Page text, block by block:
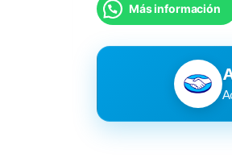
Más información